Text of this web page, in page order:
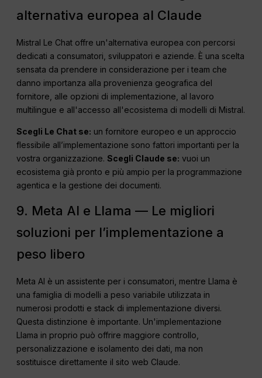
alternativa europea al Claude
Mistral Le Chat offre un'alternativa europea con percorsi
dedicati a consumatori, sviluppatori e aziende. È una scelta
sensata da prendere in considerazione per i team che
danno importanza alla provenienza geografica del
fornitore, alle opzioni di implementazione, al lavoro
multilingue e all'accesso all'ecosistema di modelli di Mistral.
Scegli Le Chat se: un fornitore europeo e un approccio
flessibile all’implementazione sono fattori importanti per la
vostra organizzazione.Scegli Claude se: vuoi un
ecosistema già pronto e più ampio per la programmazione
agentica e la gestione dei documenti.
9. Meta AI e Llama — Le migliori
soluzioni per l’implementazione a
peso libero
Meta AI è un assistente per i consumatori, mentre Llama è
una famiglia di modelli a peso variabile utilizzata in
numerosi prodotti e stack di implementazione diversi.
Questa distinzione è importante. Un'implementazione
Llama in proprio può offrire maggiore controllo,
personalizzazione e isolamento dei dati, ma non
sostituisce direttamente il sito web Claude.